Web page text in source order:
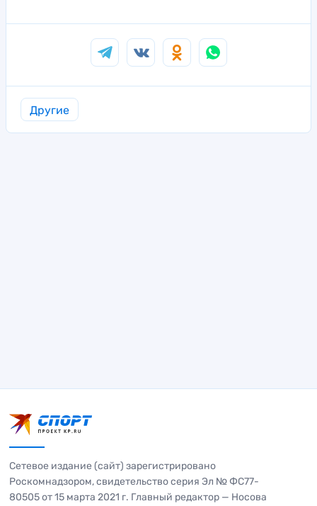
Другие
Сетевое издание (сайт) зарегистрировано
Роскомнадзором, свидетельство серия Эл № ФС77-
80505 от 15 марта 2021 г. Главный редактор — Носова